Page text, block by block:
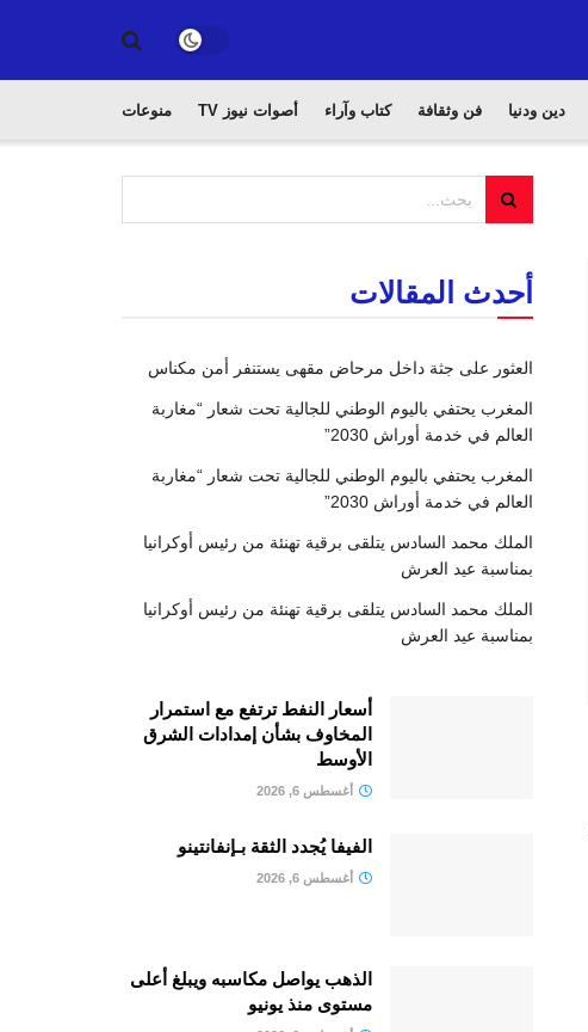
دين ودنيا فن وثقافة كتاب وآراء أصوات نيوز TV منوعات
أحدث المقالات
العثور على جثة داخل مرحاض مقهى يستنفر أمن مكناس
المغرب يحتفي باليوم الوطني للجالية تحت شعار “مغاربة
العالم في خدمة أوراش 2030”
المغرب يحتفي باليوم الوطني للجالية تحت شعار “مغاربة
العالم في خدمة أوراش 2030”
الملك محمد السادس يتلقى برقية تهنئة من رئيس أوكرانيا
بمناسبة عيد العرش
الملك محمد السادس يتلقى برقية تهنئة من رئيس أوكرانيا
بمناسبة عيد العرش
أسعار النفط ترتفع مع استمرار
المخاوف بشأن إمدادات الشرق
الأوسط
أغسطس 6, 2026
الفيفا يُجدد الثقة بـإنفانتينو
أغسطس 6, 2026
الذهب يواصل مكاسبه ويبلغ أعلى
مستوى منذ يونيو